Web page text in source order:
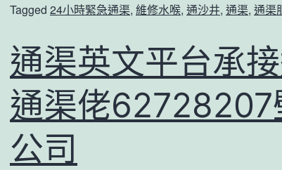
疏
淺
傾:
下
水
道
Tagged 24小時緊急通渠, 維修水喉, 通沙井, 通渠, 通渠
通渠英文平台承
通渠佬62728207
公司